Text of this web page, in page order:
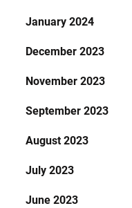
January 2024
December 2023
November 2023
September 2023
August 2023
July 2023
June 2023